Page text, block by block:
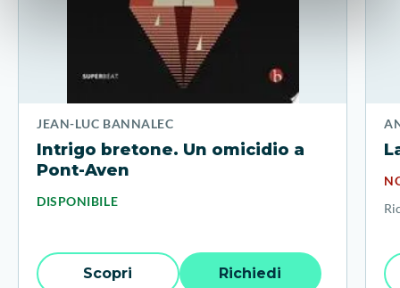
JEAN-LUC BANNALEC
Intrigo bretone. Un omicidio a
Pont-Aven
DISPONIBILE
Scopri Richiedi